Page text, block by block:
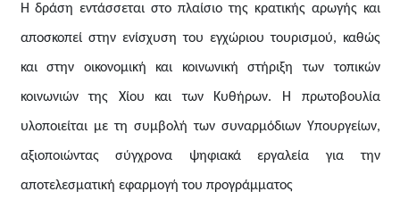
Η δράση εντάσσεται στο πλαίσιο της κρατικής αρωγής και
αποσκοπεί στην ενίσχυση του εγχώριου τουρισμού, καθώς
και στην οικονομική και κοινωνική στήριξη των τοπικών
κοινωνιών της Χίου και των Κυθήρων. Η πρωτοβουλία
υλοποιείται με τη συμβολή των συναρμόδιων Υπουργείων,
αξιοποιώντας σύγχρονα ψηφιακά εργαλεία για την
αποτελεσματική εφαρμογή του προγράμματος